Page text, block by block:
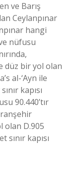
ve Barış
Ceylanpınar
hangi
nüfusu
düz bir yol olan
al-‘Ayn ile
kapısı
90.440’tır
olan D.905
kapısı